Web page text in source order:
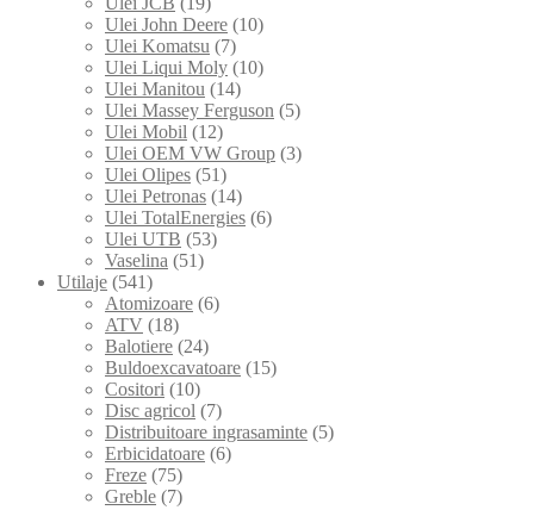
Ulei John Deere (10)
Ulei Komatsu (7)
Ulei Liqui Moly (10)
Ulei Manitou (14)
Ulei Massey Ferguson (5)
Ulei Mobil (12)
Ulei OEM VW Group (3)
Ulei Olipes (51)
Ulei Petronas (14)
Ulei TotalEnergies (6)
Ulei UTB (53)
Vaselina (51)
Utilaje (541)
Atomizoare (6)
ATV (18)
Balotiere (24)
Buldoexcavatoare (15)
Cositori (10)
Disc agricol (7)
Distribuitoare ingrasaminte (5)
Erbicidatoare (6)
Freze (75)
Greble (7)